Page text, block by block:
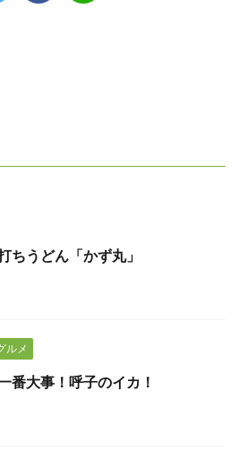
ちうどん「かず丸」
ルメ
番大事！呼子のイカ！